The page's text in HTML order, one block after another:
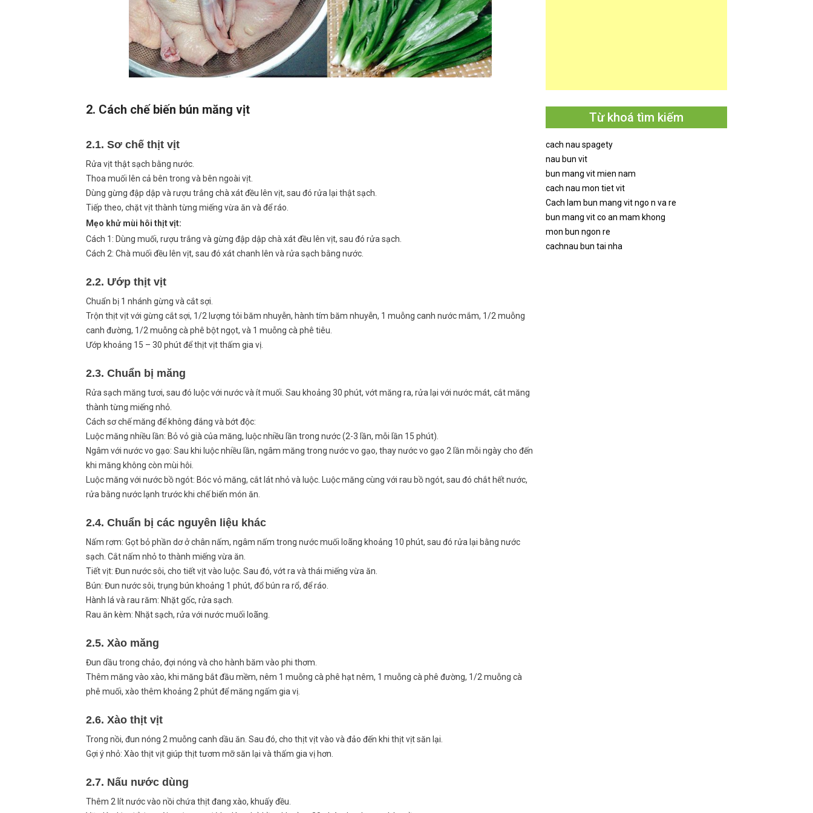
2. Cách chế biến bún măng vịt
2.1. Sơ chế thịt vịt
Rửa vịt thật sạch bằng nước.
Thoa muối lên cả bên trong và bên ngoài vịt.
Dùng gừng đập dập và rượu trắng chà xát đều lên vịt, sau đó rửa lại thật sạch.
Tiếp theo, chặt vịt thành từng miếng vừa ăn và để ráo.
Mẹo khử mùi hôi thịt vịt:
Cách 1: Dùng muối, rượu trắng và gừng đập dập chà xát đều lên vịt, sau đó rửa sạch.
Cách 2: Chà muối đều lên vịt, sau đó xát chanh lên và rửa sạch bằng nước.
2.2. Ướp thịt vịt
Chuẩn bị 1 nhánh gừng và cắt sợi.
Trộn thịt vịt với gừng cắt sợi, 1/2 lượng tỏi băm nhuyễn, hành tím băm nhuyễn, 1 muỗng canh nước mắm, 1/2 muỗng
canh đường, 1/2 muỗng cà phê bột ngọt, và 1 muỗng cà phê tiêu.
Ướp khoảng 15 – 30 phút để thịt vịt thấm gia vị.
2.3. Chuẩn bị măng
Rửa sạch măng tươi, sau đó luộc với nước và ít muối. Sau khoảng 30 phút, vớt măng ra, rửa lại với nước mát, cắt măng
thành từng miếng nhỏ.
Cách sơ chế măng để không đắng và bớt độc:
Luộc măng nhiều lần: Bỏ vỏ già của măng, luộc nhiều lần trong nước (2-3 lần, mỗi lần 15 phút).
Ngâm với nước vo gạo: Sau khi luộc nhiều lần, ngâm măng trong nước vo gạo, thay nước vo gạo 2 lần mỗi ngày cho đến
khi măng không còn mùi hôi.
Luộc măng với nước bồ ngót: Bóc vỏ măng, cắt lát nhỏ và luộc. Luộc măng cùng với rau bồ ngót, sau đó chắt hết nước,
rửa bằng nước lạnh trước khi chế biến món ăn.
2.4. Chuẩn bị các nguyên liệu khác
Nấm rơm: Gọt bỏ phần dơ ở chân nấm, ngâm nấm trong nước muối loãng khoảng 10 phút, sau đó rửa lại bằng nước
sạch. Cắt nấm nhỏ to thành miếng vừa ăn.
Tiết vịt: Đun nước sôi, cho tiết vịt vào luộc. Sau đó, vớt ra và thái miếng vừa ăn.
Bún: Đun nước sôi, trụng bún khoảng 1 phút, đổ bún ra rổ, để ráo.
Hành lá và rau răm: Nhặt gốc, rửa sạch.
Rau ăn kèm: Nhặt sạch, rửa với nước muối loãng.
2.5. Xào măng
Đun dầu trong chảo, đợi nóng và cho hành băm vào phi thơm.
Thêm măng vào xào, khi măng bắt đầu mềm, nêm 1 muỗng cà phê hạt nêm, 1 muỗng cà phê đường, 1/2 muỗng cà
phê muối, xào thêm khoảng 2 phút để măng ngấm gia vị.
2.6. Xào thịt vịt
Trong nồi, đun nóng 2 muỗng canh dầu ăn. Sau đó, cho thịt vịt vào và đảo đến khi thịt vịt săn lại.
Gợi ý nhỏ: Xào thịt vịt giúp thịt tươm mỡ săn lại và thấm gia vị hơn.
2.7. Nấu nước dùng
Thêm 2 lít nước vào nồi chứa thịt đang xào, khuấy đều.
Từ khoá tìm kiếm
cach nau spagety
nau bun vit
bun mang vit mien nam
cach nau mon tiet vit
Cach lam bun mang vit ngo n va re
bun mang vit co an mam khong
mon bun ngon re
cachnau bun tai nha